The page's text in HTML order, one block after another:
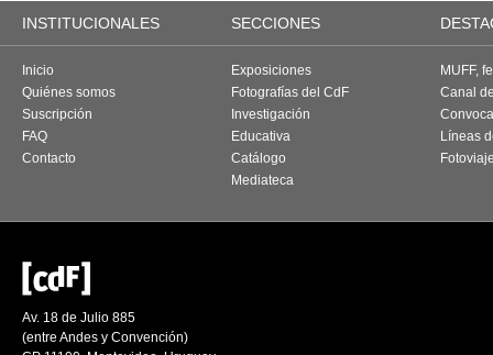
INSTITUCIONALES SECCIONES
Inicio
Quiénes somos
Suscripción
FAQ
Contacto
Exposiciones
Fotografías del CdF
Investigación
Educativa
Catálogo
Mediateca
MUFF,
Canal
Líneas
Av. 18 de Julio 885
(entre Andes y Convención)